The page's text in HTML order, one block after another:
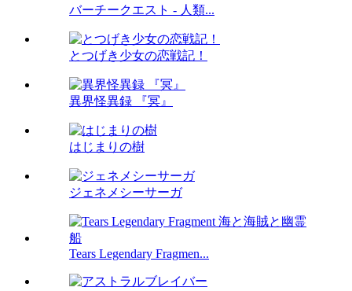
バーチークエスト - 人類...
とつげき少女の恋戦記！
異界怪異録 『冥』
はじまりの樹
ジェネメシーサーガ
Tears Legendary Fragmen...